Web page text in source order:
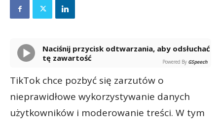
Naciśnij przycisk odtwarzania, aby odsłuchać
tę zawartość
Powered By GSpeech
TikTok chce pozbyć się zarzutów o
nieprawidłowe wykorzystywanie danych
użytkowników i moderowanie treści. W tym